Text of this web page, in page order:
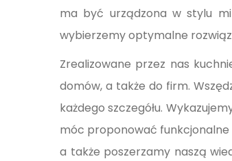
ma być urządzona w stylu
wybierzemy optymalne
Zrealizowane przez nas
domów, a także do firm.
każdego szczegółu.
móc proponować funkcjonalne
a także poszerzamy naszą